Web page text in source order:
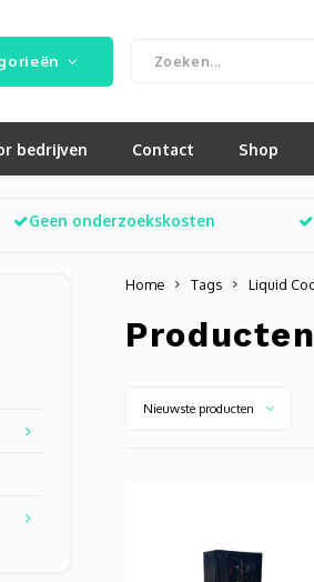
bedrijven Contact Shop
Geen onderzoekskosten
Home Tags Liquid
Nieuwste producten